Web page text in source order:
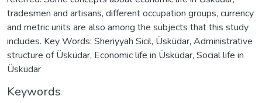
tradesmen and artisans, different occupation groups, currency
and metric units are also among the subjects that this study
includes. Key Words: Sheriyyah Sicil, Üsküdar, Administrative
structure of Üsküdar, Economic life in Üsküdar, Social life in
Üsküdar
Keywords